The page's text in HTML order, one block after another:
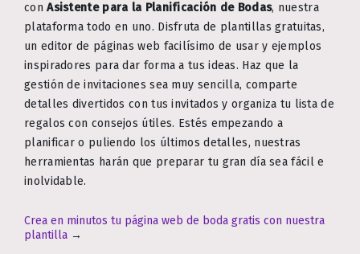
conAsistente para la Planificación de Bodas, nuestra
plataforma todo en uno. Disfruta de plantillas gratuitas,
un editor de páginas web facilísimo de usar y ejemplos
inspiradores para dar forma a tus ideas. Haz que la
gestión de invitaciones sea muy sencilla, comparte
detalles divertidos con tus invitados y organiza tu lista de
regalos con consejos útiles. Estés empezando a
planificar o puliendo los últimos detalles, nuestras
herramientas harán que preparar tu gran día sea fácil e
inolvidable.
Crea en minutos tu página web de boda gratis con nuestra
plantilla →